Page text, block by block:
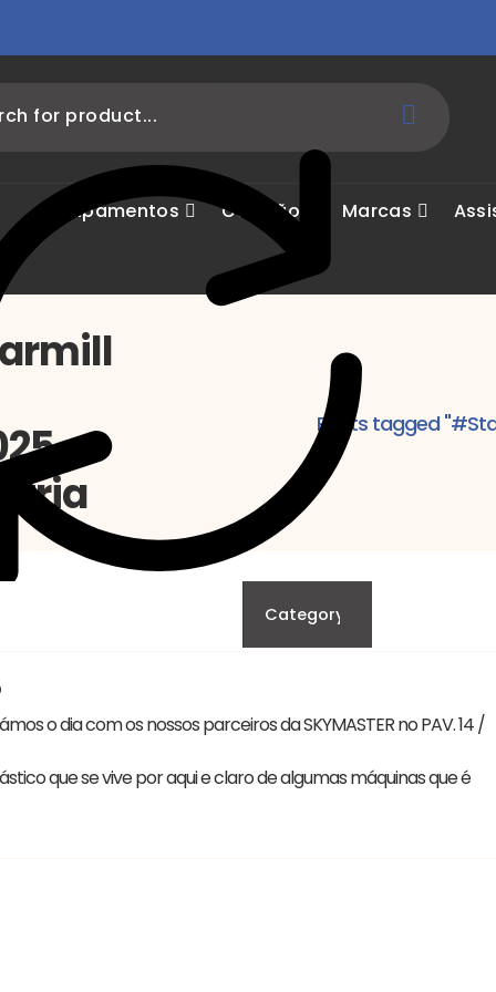
Equipamentos Ocasião Marcas
Posts tagged
#Starmill #Skymaster #EMOHannover2025 #Inovação
o dia com os nossos parceiros da SKYMASTER no PAV. 14 /
que se vive por aqui e claro de algumas máquinas que é